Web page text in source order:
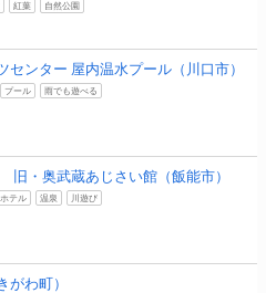
紅葉 自然公園
センター 屋内温水プール（川口市）
プール 雨でも遊べる
旧・奥武蔵あじさい館（飯能市）
テル 温泉 川遊び
がわ町）